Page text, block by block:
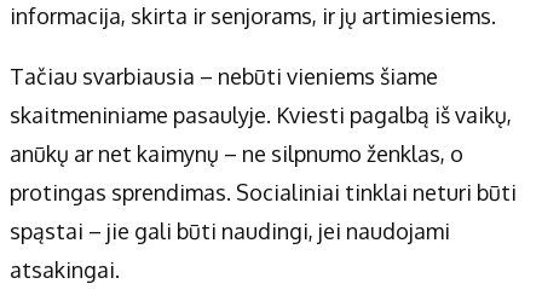
informacija, skirta ir senjorams, ir jų artimiesiems.
Tačiau svarbiausia – nebūti vieniems šiame
skaitmeniniame pasaulyje. Kviesti pagalbą iš vaikų,
anūkų ar net kaimynų – ne silpnumo ženklas, o
protingas sprendimas. Socialiniai tinklai neturi būti
spąstai – jie gali būti naudingi, jei naudojami
atsakingai.